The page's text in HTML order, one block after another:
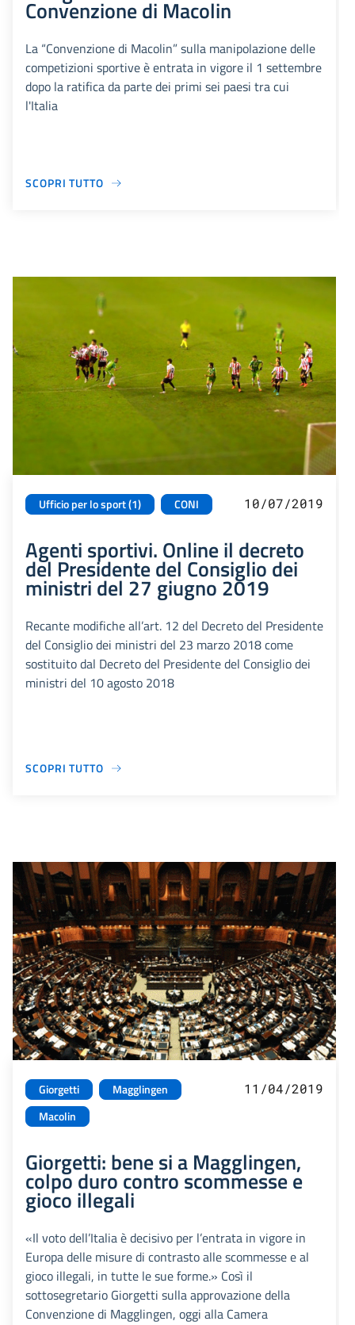
Convenzione di Macolin
La “Convenzione di Macolin” sulla manipolazione delle
competizioni sportive è entrata in vigore il 1 settembre
dopo la ratifica da parte dei primi sei paesi tra cui
l'Italia
SCOPRI TUTTO
Ufficio per lo sport (1) CONI 10/07/2019
Agenti sportivi. Online il decreto
del Presidente del Consiglio dei
ministri del 27 giugno 2019
Recante modifiche all’art. 12 del Decreto del Presidente
del Consiglio dei ministri del 23 marzo 2018 come
sostituito dal Decreto del Presidente del Consiglio dei
ministri del 10 agosto 2018
SCOPRI TUTTO
Giorgetti
Magglingen
Macolin
11/04/2019
Giorgetti: bene si a Magglingen,
colpo duro contro scommesse e
gioco illegali
«Il voto dell’Italia è decisivo per l’entrata in vigore in
Europa delle misure di contrasto alle scommesse e al
gioco illegali, in tutte le sue forme.» Così il
sottosegretario Giorgetti sulla approvazione della
Convenzione di Magglingen, oggi alla Camera